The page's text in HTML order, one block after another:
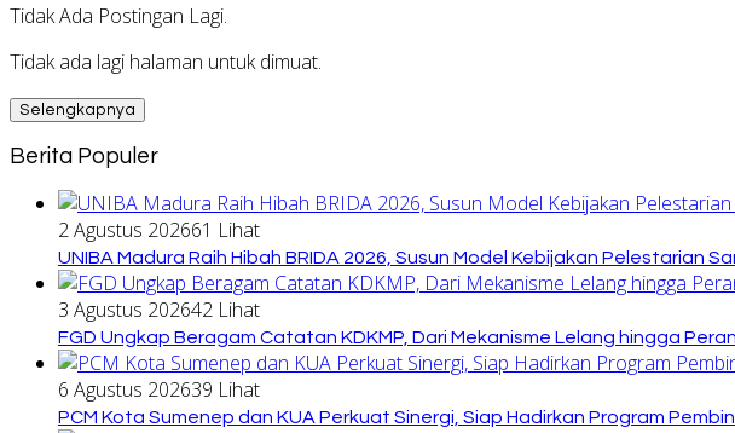
Tidak Ada Postingan Lagi.
Tidak ada lagi halaman untuk dimuat.
Selengkapnya
Berita Populer
2 Agustus 202661 Lihat
UNIBA Madura Raih Hibah BRIDA 2026, Susun Model Kebijakan Pelestarian
3 Agustus 202642 Lihat
FGD Ungkap Beragam Catatan KDKMP, Dari Mekanisme Lelang hingga
6 Agustus 202639 Lihat
PCM Kota Sumenep dan KUA Perkuat Sinergi, Siap Hadirkan Program